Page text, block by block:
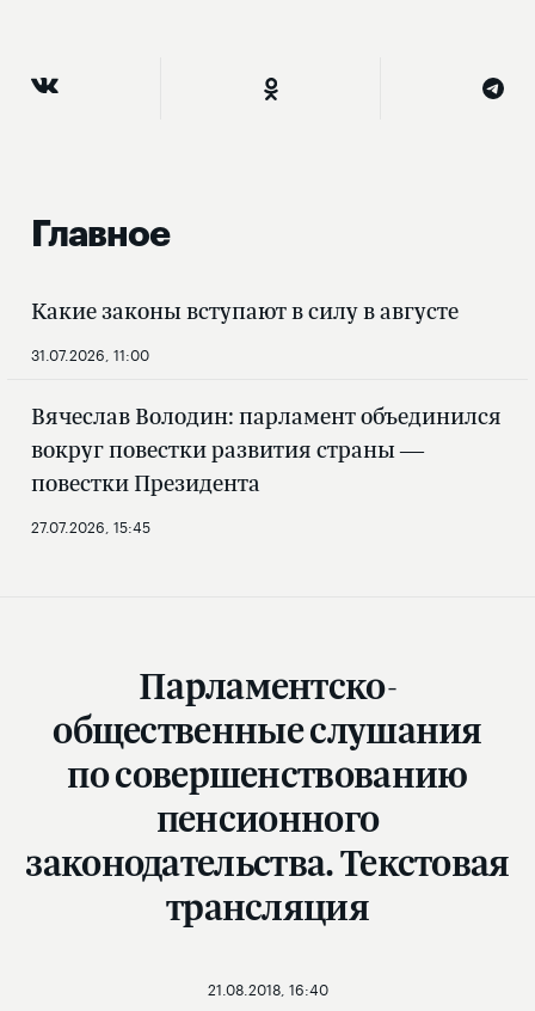
Главное
Какие законы вступают в силу в августе
31.07.2026, 11:00
Вячеслав Володин: парламент объединился
вокруг повестки развития страны —
повестки Президента
27.07.2026, 15:45
Парламентско-
общественные слушания
по совершенствованию
пенсионного
законодательства. Текстовая
трансляция
21.08.2018, 16:40